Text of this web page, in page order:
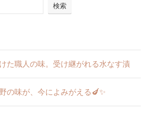
検索
た職人の味。受け継がれる水なす漬
の味が、今によみがえる🍆✨